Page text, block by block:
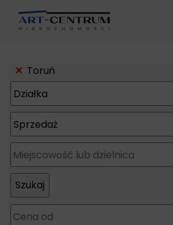
Toruń